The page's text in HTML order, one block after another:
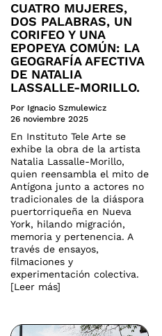
CUATRO MUJERES,
DOS PALABRAS, UN
CORIFEO Y UNA
EPOPEYA COMÚN: LA
GEOGRAFÍA AFECTIVA
DE NATALIA
LASSALLE-MORILLO.
Por Ignacio Szmulewicz
26 noviembre 2025
En Instituto Tele Arte se
exhibe la obra de la artista
Natalia Lassalle-Morillo,
quien reensambla el mito de
Antígona junto a actores no
tradicionales de la diáspora
puertorriqueña en Nueva
York, hilando migración,
memoria y pertenencia. A
través de ensayos,
filmaciones y
experimentación colectiva.
[Leer más]